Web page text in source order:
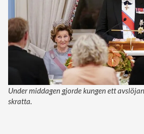
Under middagen gjorde kungen ett
skratta.